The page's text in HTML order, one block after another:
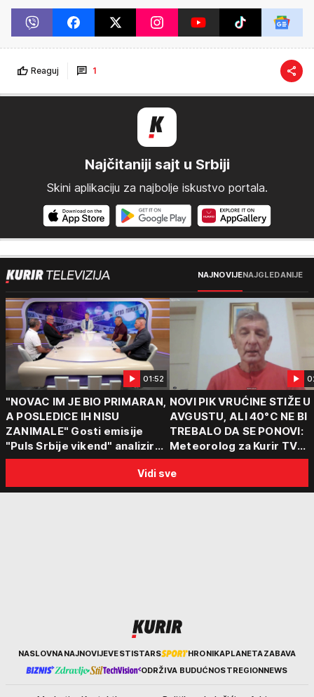
Reaguj 1
Najčitaniji sajt u Srbiji
Skini aplikaciju za najbolje iskustvo portala.
NAJNOVIJENAJGLEDANIJE
01:52
"NOVAC IM JE BIO PRIMARAN,
A POSLEDICE IH NISU
ZANIMALE" Gosti emisije
"Puls Srbije vikend" analizirali
slučajeve koji su potresli
Srbiju: Zločin se ne isplati
NOVI PIK VRUĆINE STIŽE U
AVGUSTU, ALI 40°C NE BI
TREBALO DA SE PONOVI:
Meteorolog za Kurir TV
objasnio šta nas čeka:
za ozbiljne padavine su
Vidi sve
KurirNASLOVNANAJNOVIJEVESTISTARS HRONIKAPLANETAZABAVA
ODRŽIVA BUDUĆNOSTREGIONNEWS